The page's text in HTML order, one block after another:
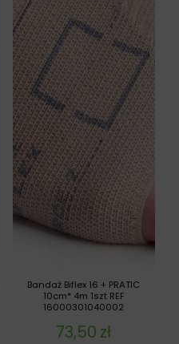
Bandaż Biflex 16 + PRATIC
10cm* 4m 1szt REF
16000301040002
73,50 zł